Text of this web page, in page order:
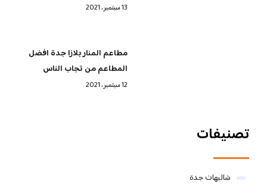
13 سبتمبر، 2021
مطاعم المنار بلازا جدة افضل
المطاعم من تجاب الناس
12 سبتمبر، 2021
تصنيفات
شاليهات جدة